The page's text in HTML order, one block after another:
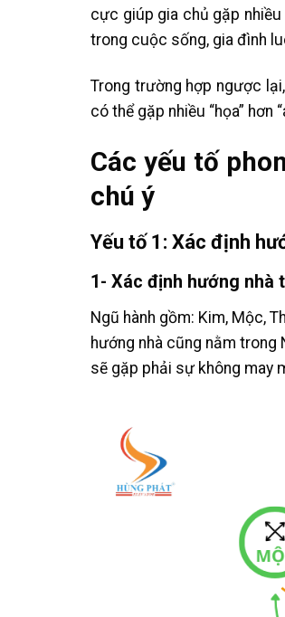
cực giúp gia chủ gặp
trong cuộc sống, gia đình
Trong trường hợp ngược
có thể gặp nhiều “họa” hơn
Các yếu tố
chú ý
Yếu tố 1: Xác định
1- Xác định hướng nhà
Ngũ hành gồm: Kim, Mộc,
hướng nhà cũng nằm trong
sẽ gặp phải sự không may